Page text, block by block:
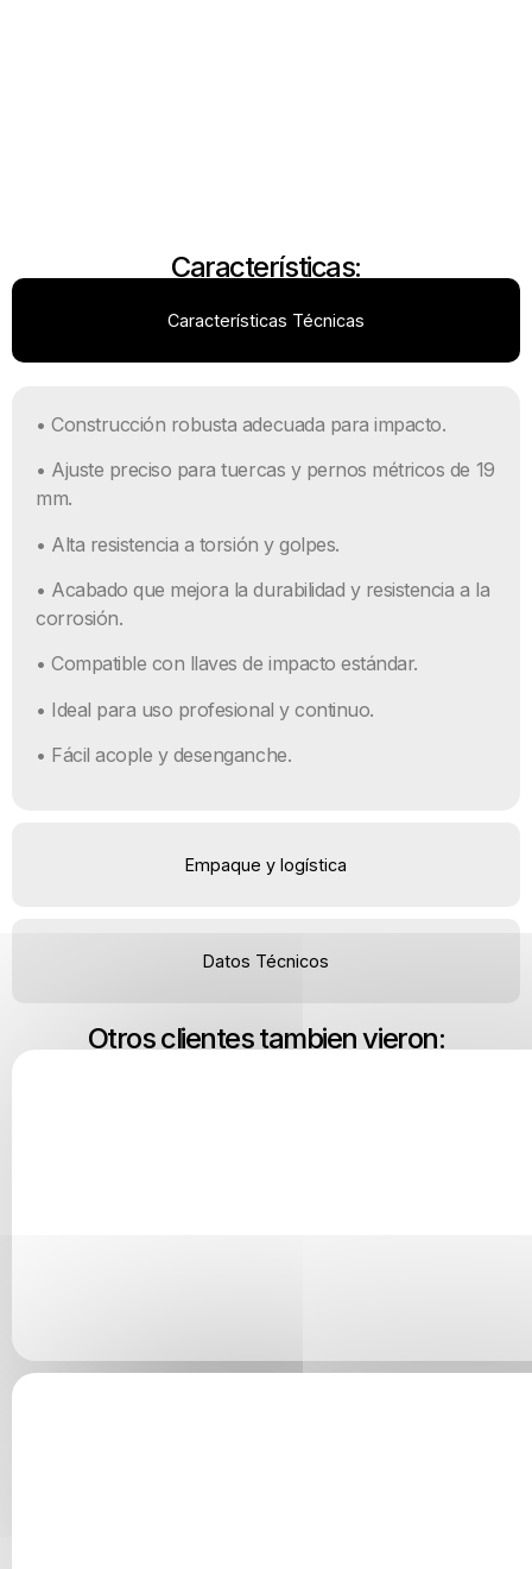
Características:
Características Técnicas
Empaque y logística
Datos Técnicos
• Construcción robusta adecuada para impacto.
• Ajuste preciso para tuercas y pernos métricos de 19
mm.
• Alta resistencia a torsión y golpes.
• Acabado que mejora la durabilidad y resistencia a la
corrosión.
• Compatible con llaves de impacto estándar.
• Ideal para uso profesional y continuo.
• Fácil acople y desenganche.
Otros clientes tambien vieron: